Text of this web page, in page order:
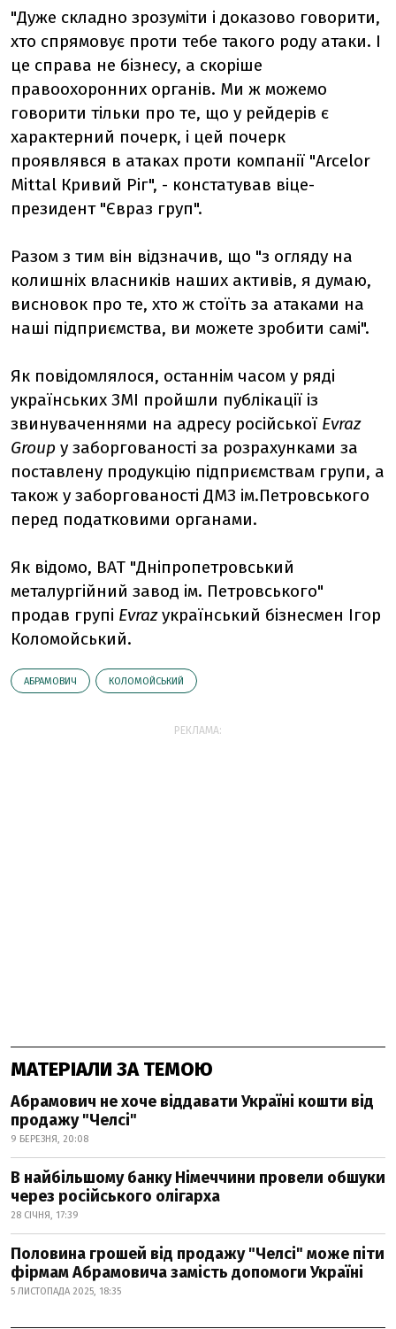
"Дуже складно зрозуміти і доказово говорити,
хто спрямовує проти тебе такого роду атаки. І
це справа не бізнесу, а скоріше
правоохоронних органів. Ми ж можемо
говорити тільки про те, що у рейдерів є
характерний почерк, і цей почерк
проявлявся в атаках проти компанії "Arcelor
Mittal Кривий Ріг", - констатував віце-
президент "Євраз груп".
Разом з тим він відзначив, що "з огляду на
колишніх власників наших активів, я думаю,
висновок про те, хто ж стоїть за атаками на
наші підприємства, ви можете зробити самі".
Як повідомлялося, останнім часом у ряді
українських ЗМІ пройшли публікації із
звинуваченнями на адресу російської Evraz
Group у заборгованості за розрахунками за
поставлену продукцію підприємствам групи, а
також у заборгованості ДМЗ ім.Петровського
перед податковими органами.
Як відомо, ВАТ "Дніпропетровський
металургійний завод ім. Петровського"
продав групі Evrazукраїнський бізнесмен Ігор
Коломойський.
АБРАМОВИЧ КОЛОМОЙСЬКИЙ
РЕКЛАМА:
МАТЕРІАЛИ ЗА ТЕМОЮ
Абрамович не хоче віддавати Україні кошти від
продажу "Челсі"
9 БЕРЕЗНЯ, 20:08
В найбільшому банку Німеччини провели обшуки
через російського олігарха
28 СІЧНЯ, 17:39
Половина грошей від продажу "Челсі" може піти
фірмам Абрамовича замість допомоги Україні
5 ЛИСТОПАДА 2025, 18:35